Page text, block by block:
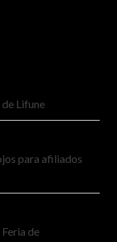
Lifune
para afiliados
de